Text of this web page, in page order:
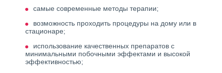
самые современные методы терапии;
возможность проходить процедуры на дому или в
стационаре;
использование качественных препаратов с
минимальными побочными эффектами и высокой
эффективностью;